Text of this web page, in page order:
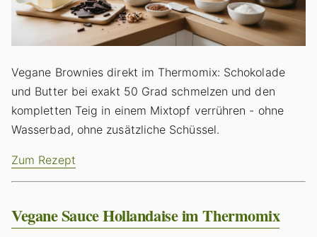
Vegane Brownies direkt im Thermomix: Schokolade
und Butter bei exakt 50 Grad schmelzen und den
kompletten Teig in einem Mixtopf verrühren - ohne
Wasserbad, ohne zusätzliche Schüssel.
Zum Rezept
Vegane Sauce Hollandaise im Thermomix